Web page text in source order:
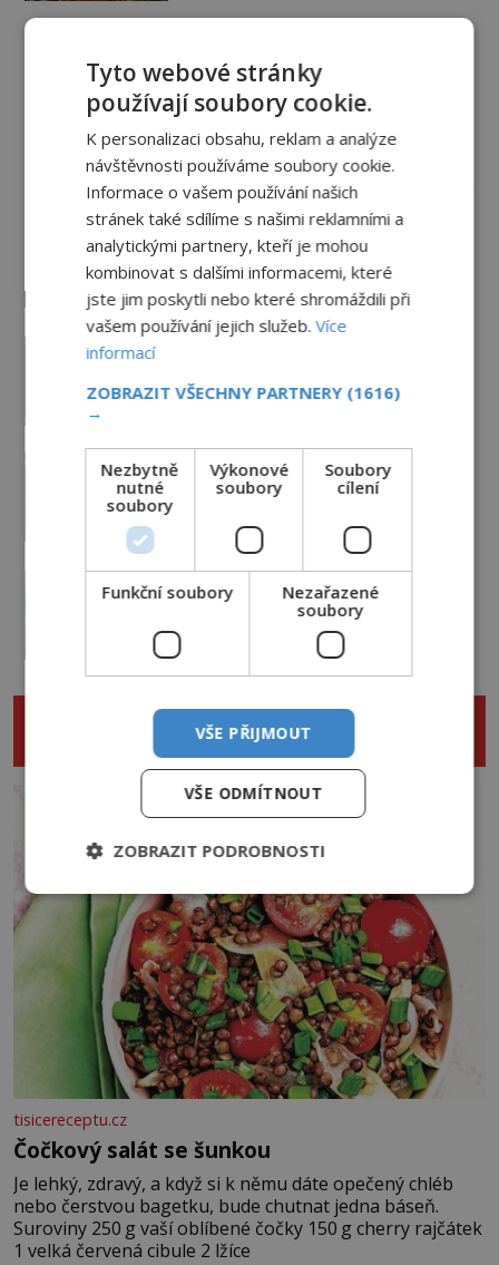
sloup už 1 600 let nezná rez?
5.8.2026 2.7TIS
Paranormální jevy
Herec Richard Dreyfuss a
muzikant Dave Grohl: Jaké mají
paranormální zážitky?
PREMIUM 5.8.2026 2.9TIS
Hororové zábavní parky: Straší tu
4.8.2026 3.4TIS
Kroky v prázdných chodbách a
přízraky v oknech: Nejděsivější
domy v Česku budí hrůzu
2.8.2026
Nejděsivější lesy světa: Vstoupí jen
ti nejodvážnější!
3.5TIS
NENECHTE SI UJÍT DALŠÍ ZAJÍMAVÉ
ČLÁNKY
tisicereceptu.cz
Čočkový salát se šunkou
Je lehký, zdravý, a když si k němu dáte opečený chléb
nebo čerstvou bagetku, bude chutnat jedna báseň.
Suroviny 250 g vaší oblíbené čočky 150 g cherry rajčátek
1 velká červená cibule 2 lžíce
Tyto webové stránky
používají soubory cookie.
K personalizaci obsahu, reklam a analýze
návštěvnosti používáme soubory cookie.
Informace o vašem používání našich
stránek také sdílíme s našimi reklamními a
analytickými partnery, kteří je mohou
kombinovat s dalšími informacemi, které
jste jim poskytli nebo které shromáždili při
vašem používání jejich služeb.Více
informací
ZOBRAZIT VŠECHNY PARTNERY (1616)
→
Nezbytně
nutné
soubory
Výkonové
soubory
Soubory
cílení
Funkční soubory
Nezařazené
soubory
VŠE PŘIJMOUT
VŠE ODMÍTNOUT
ZOBRAZIT PODROBNOSTI